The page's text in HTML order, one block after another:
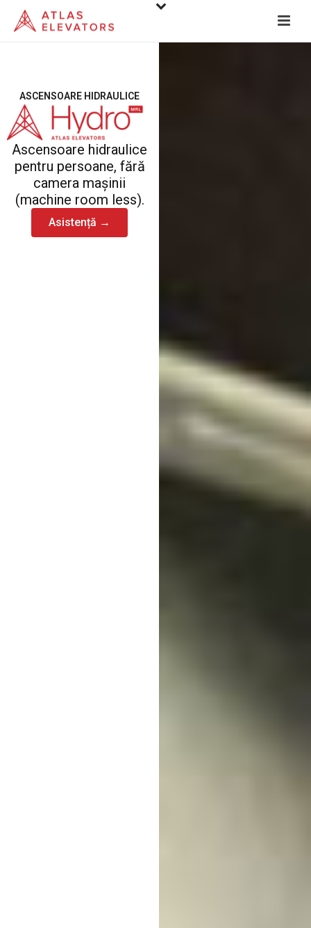
ASCENSOARE HIDRAULICE
Ascensoare hidraulice
pentru persoane, fără
camera mașinii
(machine room less).
Asistență →